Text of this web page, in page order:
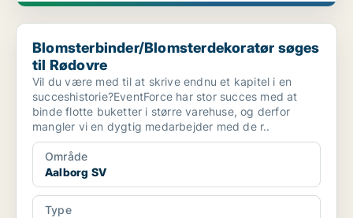
Blomsterbinder/Blomsterdekoratør søges til Rødovre
Blomsterbinder/Blomsterdekoratør søges
til Rødovre
Vil du være med til at skrive endnu et kapitel i en
succeshistorie?EventForce har stor succes med at
binde flotte buketter i større varehuse, og derfor
mangler vi en dygtig medarbejder med de r..
Område
Aalborg SV
Type